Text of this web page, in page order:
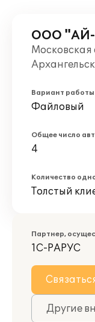
ООО
Московская
Вариант работы
Файловый
Общее число
4
Количество
Толстый
Партнер,
1С-РАРУС
Другие